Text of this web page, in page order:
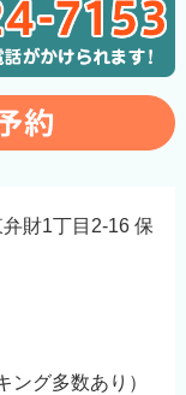
財1丁目2-16 保
ング多数あり）